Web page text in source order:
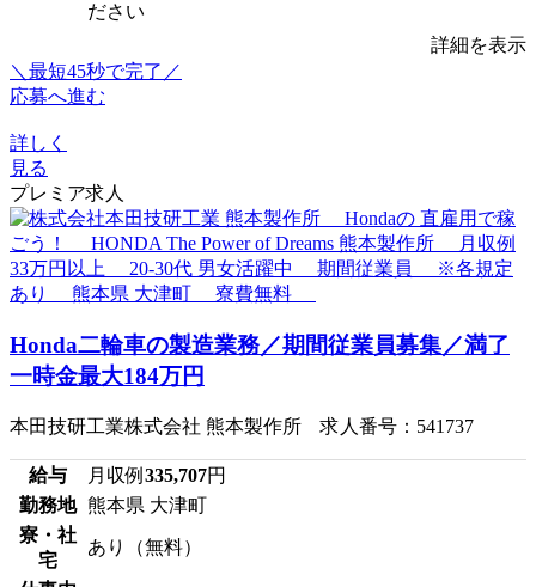
ださい
詳細を表示
＼最短45秒で完了／
応募へ進む
詳しく
見る
プレミア求人
Honda二輪車の製造業務／期間従業員募集／満了
一時金最大184万円
本田技研工業株式会社 熊本製作所 求人番号：541737
給与 月収例 335,707円
勤務地 熊本県 大津町
寮・社
宅
あり（無料）